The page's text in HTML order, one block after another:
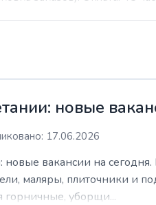
новые
17.06.2026
новые вакансии на
маляры, плиточники и
горничные, уборщи...